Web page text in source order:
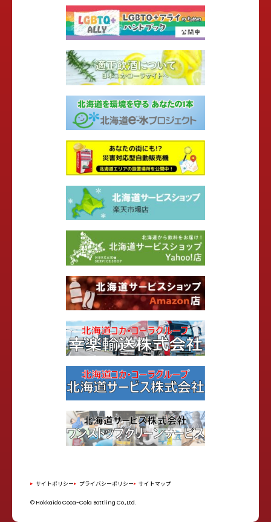
サイトポリシー プライバシーポリシー サイトマップ
© Hokkaido Coca-Cola Bottling Co.,Ltd.